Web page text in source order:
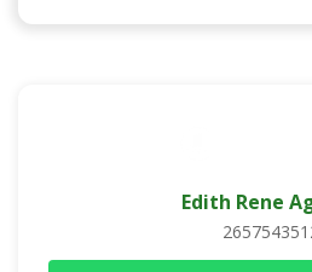
Edith Rene